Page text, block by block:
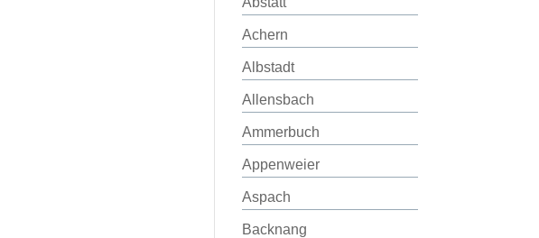
Achern
Albstadt
Allensbach
Ammerbuch
Appenweier
Aspach
Backnang